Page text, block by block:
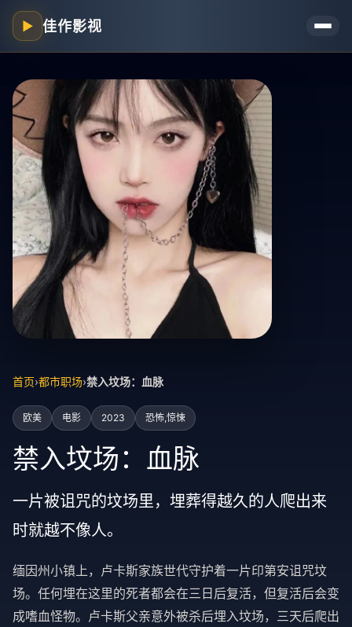
▶ 佳作影视
首页›都市职场›禁入坟场：血脉
欧美 电影 2023 恐怖,惊悚
禁入坟场：血脉
一片被诅咒的坟场里，埋葬得越久的人爬出来
时就越不像人。
缅因州小镇上，卢卡斯家族世代守护着一片印第安诅咒坟
场。任何埋在这里的死者都会在三日后复活，但复活后会变
成嗜血怪物。卢卡斯父亲意外被杀后埋入坟场，三天后爬出